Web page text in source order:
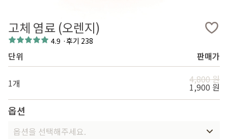
고체 염료 (오렌지)
4.9 ·후기 238
단위 판매가
1개 4,800 원
1,900 원
옵션
옵션을 선택해주세요.